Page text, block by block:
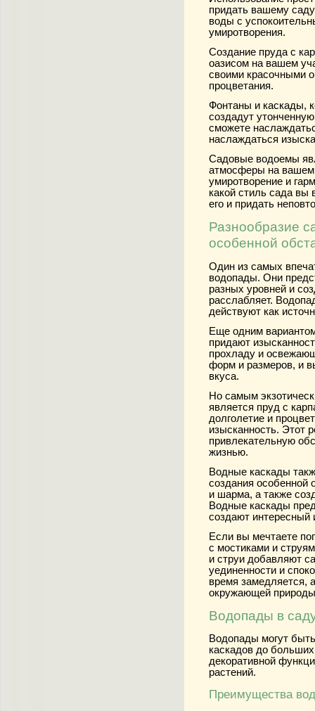
придать вашему
воды с
умиротворения.
Создание пруда с
оазисом на вашем
своими красочными
процветания.
Фонтаны и каскады,
создадут
сможете
наслаждаться
Садовые водоемы
атмосферы на вашем
умиротворение и
какой стиль сада
его и придать
Разнообразие
особенной
Один из самых
водопады. Они
разных уровней и
расслабляет.
действуют как
Еще одним
придают
прохладу и
форм и размеров, и
вкуса.
Но самым
является пруд с
долголетие и
изысканность. Этот
привлекательную
жизнью.
Водные каскады
создания особенной
и шарма, а также
Водные каскады
создают
Если вы мечтаете
с мостиками и
и струи добавляют
уединенности и
время замедляется,
окружающей
Водопады в
Водопады могут
каскадов до
декоративной
растений.
Преимущества